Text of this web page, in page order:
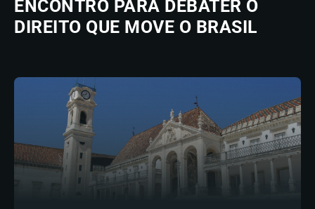
ENCONTRO PARA DEBATER O
DIREITO QUE MOVE O BRASIL